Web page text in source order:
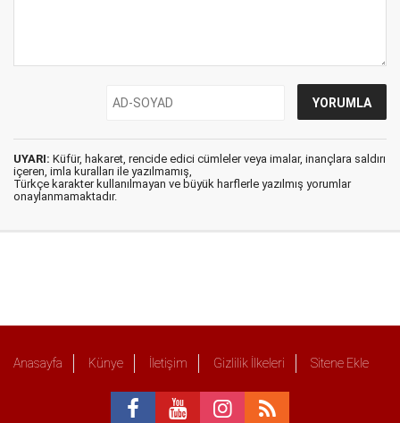
UYARI: Küfür, hakaret, rencide edici cümleler veya imalar, inançlara saldırı
içeren, imla kuralları ile yazılmamış,
Türkçe karakter kullanılmayan ve büyük harflerle yazılmış yorumlar
onaylanmamaktadır.
Anasayfa Künye İletişim Gizlilik İlkeleri Sitene Ekle